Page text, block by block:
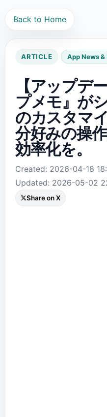
Back to Home
ARTICLE App News &
【アップデ
プメモ』が
のカスタマ
分好みの操
効率化を。
Created: 2026-04-18
Updated: 2026-05-02
Share on X